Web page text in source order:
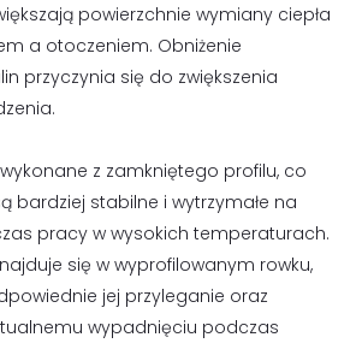
powierzchnie wymiany ciepła
a otoczeniem. Obniżenie
przyczynia się do zwiększenia
z zamkniętego profilu, co
bardziej stabilne i wytrzymałe na
pracy w wysokich temperaturach.
się w wyprofilowanym rowku,
jej przyleganie oraz
wypadnięciu podczas